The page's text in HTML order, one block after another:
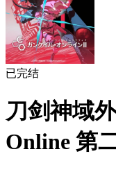
已完结
刀剑神域
Online 第